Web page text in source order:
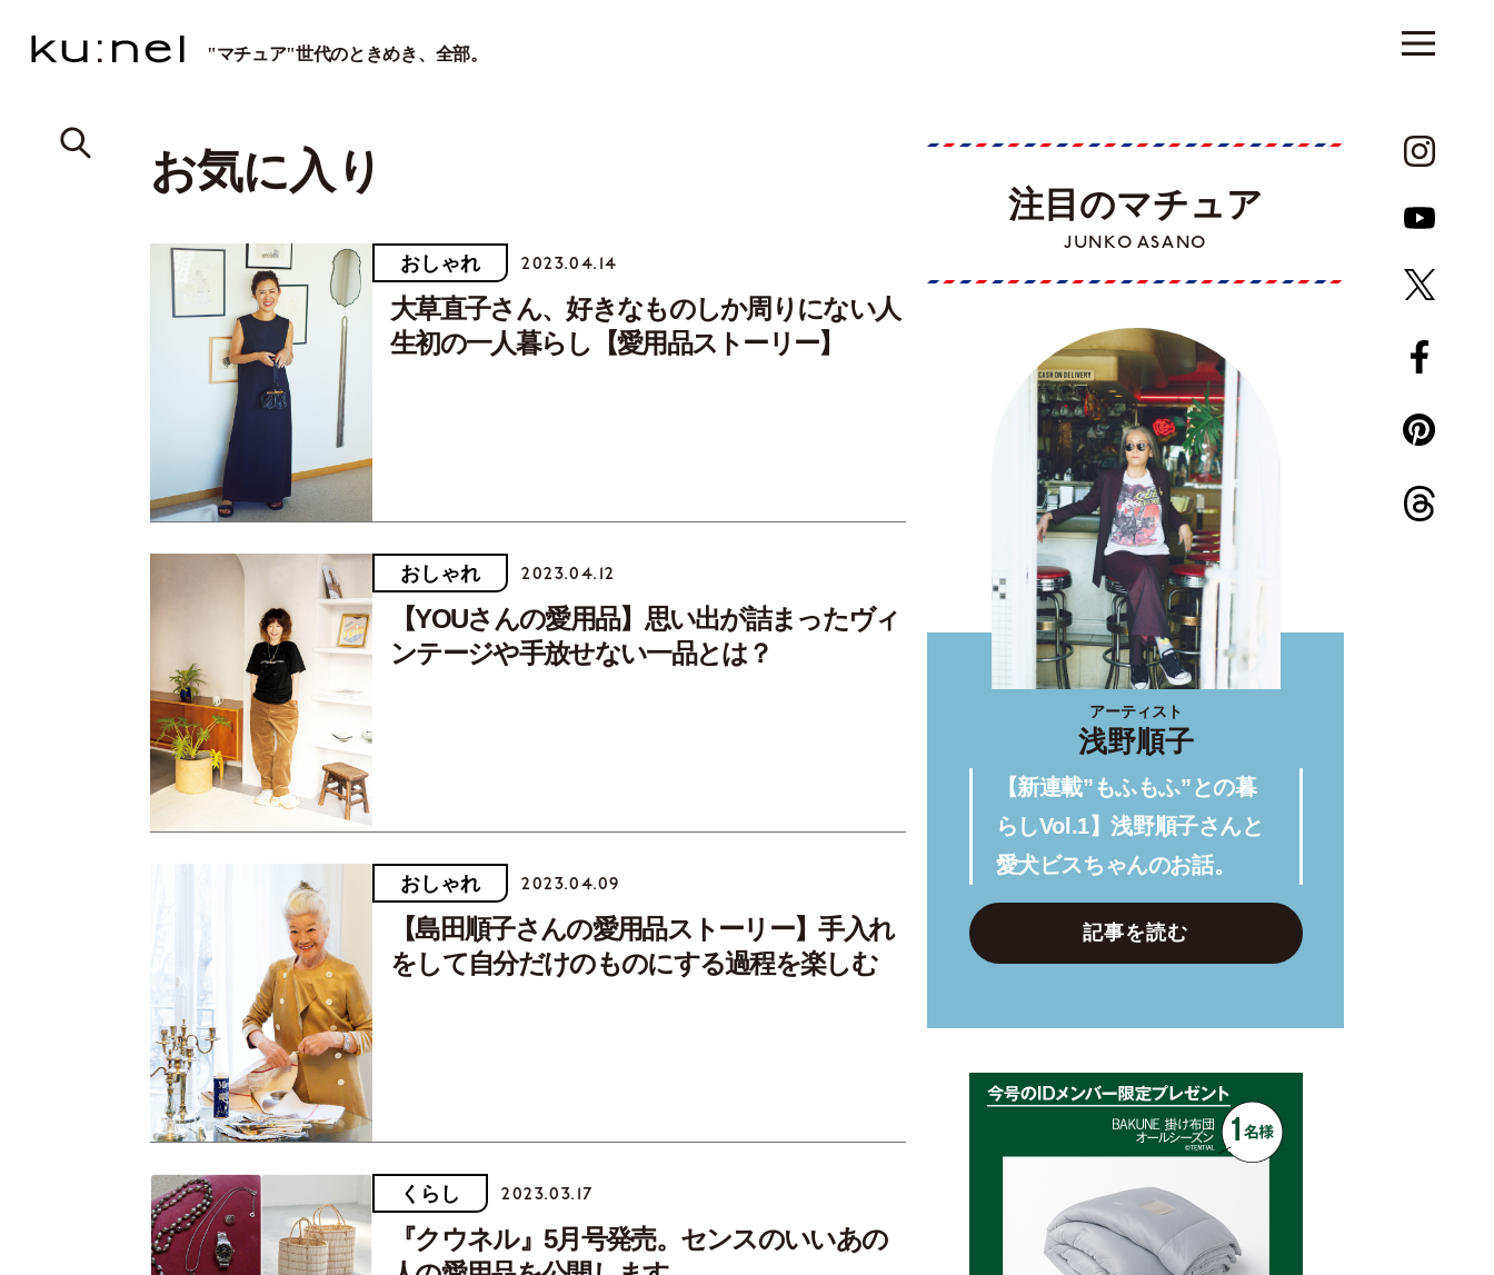
"マチュア"世代のときめき、全部。
お気に入り
おしゃれ 2023.04.14
大草直子さん、好きなものしか周りにない人
生初の一人暮らし【愛用品ストーリー】
おしゃれ 2023.04.12
【YOUさんの愛用品】思い出が詰まったヴィ
ンテージや手放せない一品とは？
おしゃれ 2023.04.09
【島田順子さんの愛用品ストーリー】手入れ
をして自分だけのものにする過程を楽しむ
くらし 2023.03.17
『クウネル』5月号発売。センスのいいあの
注目のマチュア
JUNKO ASANO
アーティスト
浅野順子
【新連載”もふもふ”との暮
らしVol.1】浅野順子さんと
愛犬ビスちゃんのお話。
記事を読む